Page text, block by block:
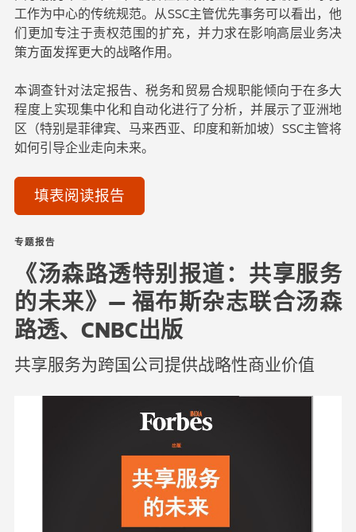
工作为中心的传统规范。从SSC主管优先事务可以看出，他
们更加专注于责权范围的扩充，并力求在影响高层业务决
策方面发挥更大的战略作用。
本调查针对法定报告、税务和贸易合规职能倾向于在多大
程度上实现集中化和自动化进行了分析，并展示了亚洲地
区（特别是菲律宾、马来西亚、印度和新加坡）SSC主管将
如何引导企业走向未来。
填表阅读报告
专题报告
《汤森路透特别报道：共享服务
的未来》— 福布斯杂志联合汤森
路透、CNBC出版
共享服务为跨国公司提供战略性商业价值